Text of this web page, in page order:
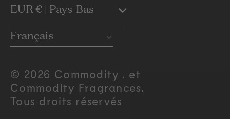
C
o
u
n
EUR € | Pays-Bas
Français
© 2026 Commodity . et
Commodity Fragrances.
Tous droits réservés